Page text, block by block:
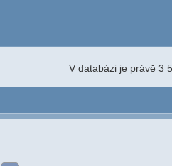
V databázi je právě 3